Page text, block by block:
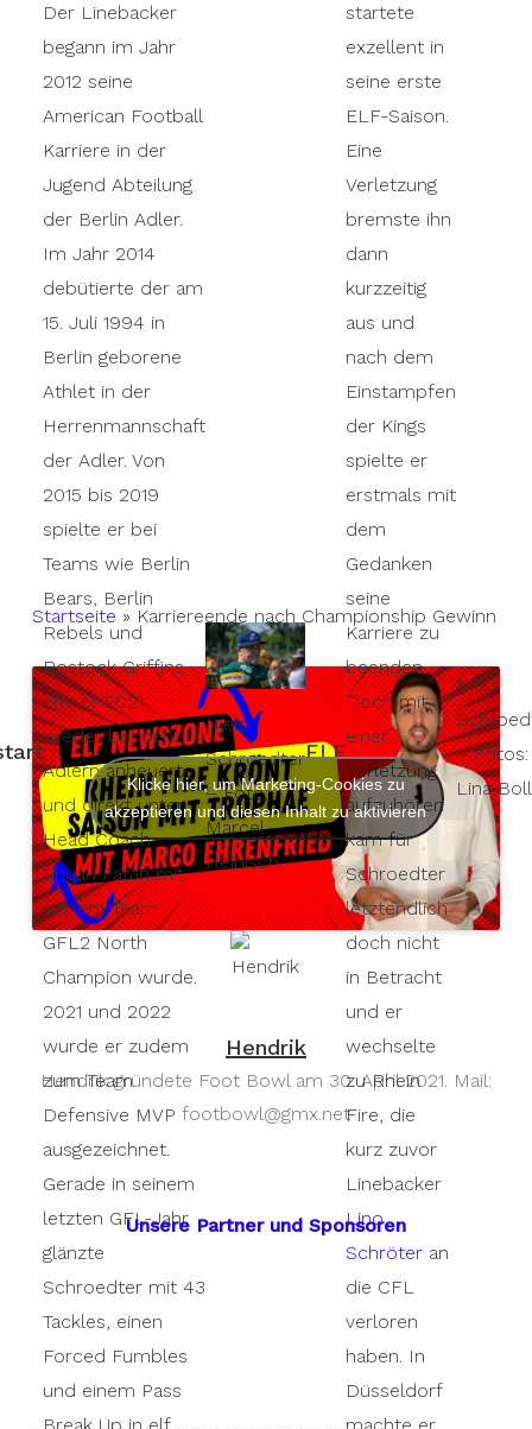
Startseite » Karriereende nach Championship Gewinn
Der Linebacker
begann im Jahr
2012 seine
American Football
Karriere in der
Jugend Abteilung
der Berlin Adler.
Im Jahr 2014
debütierte der am
15. Juli 1994 in
Berlin geborene
Athlet in der
Herrenmannschaft
der Adler. Von
2015 bis 2019
spielte er bei
Teams wie Berlin
Bears, Berlin
Rebels und
Rostock Griffins,
ehe er 2021
wieder bei den
Adlern anheuerte
und direkt unter
Head Coach
Shuan Fatah mit
seinem Team
GFL2 North
Champion wurde.
2021 und 2022
wurde er zudem
zum Team
Defensive MVP
ausgezeichnet.
Gerade in seinem
letzten GFL-Jahr
glänzte
Schroedter mit 43
Tackles, einen
Forced Fumbles
und einem Pass
Niels
Schroedter
– Foto:
Marcel
Heinisch
ELF
startete
exzellent in
seine erste
ELF-Saison.
Eine
Verletzung
bremste ihn
dann
kurzzeitig
aus und
nach dem
Einstampfen
der Kings
spielte er
erstmals mit
dem
Gedanken
seine
Karriere zu
beenden.
Doch mit
einer
Verletzung
aufzuhören
kam für
Schroedter
letztendlich
doch nicht
in Betracht
und er
wechselte
zu Rhein
Fire, die
kurz zuvor
Linebacker
Lino
Schröteran
die CFL
verloren
haben. In
Düsseldorf
Niels
– Fotos:
Lina
Klicke hier, um Marketing-Cookies zu
akzeptieren und diesen Inhalt zu aktivieren
Hendrik
Hendrik gründete Foot Bowl am 30. April 2021. Mail:
footbowl@gmx.net
Unsere Partner und Sponsoren